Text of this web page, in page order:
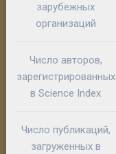
зарубежных
организаций
Число авторов,
зарегистрированных
в Science Index
Число публикаций,
загруженных в